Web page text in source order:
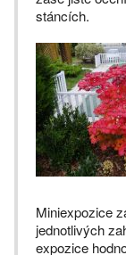
stáncích.
Miniexpozice
jednotlivých
expozice